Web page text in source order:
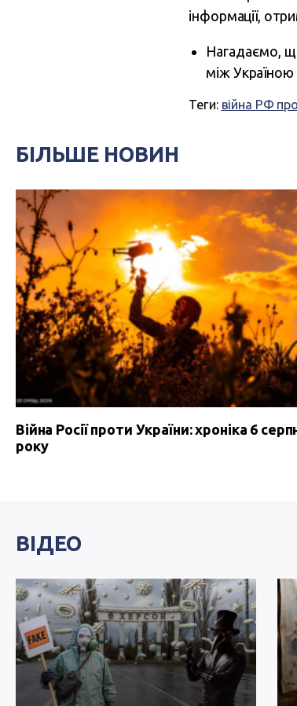
інформації,
Нагадаємо,
між
Теги: війна РФ
БІЛЬШЕ НОВИН
Війна Росії проти України: хроніка 6
року
ВІДЕО